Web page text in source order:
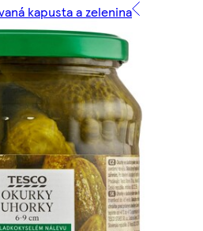
kapusta a zelenina